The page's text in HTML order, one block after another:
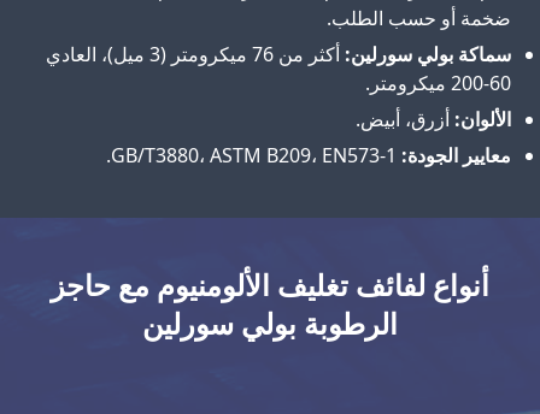
ضخمة أو حسب الطلب.
سماكة بولي سورلين:
أكثر من 76 ميكرومتر (3 ميل)، العادي
60-200 ميكرومتر.
الألوان: أزرق، أبيض.
معايير الجودة:
أنواع لفائف تغليف الألومنيوم مع حاجز
الرطوبة بولي سورلين